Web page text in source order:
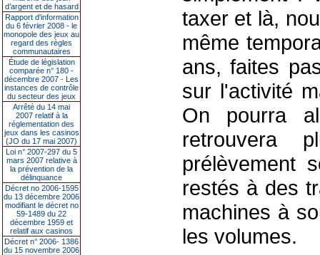
d’argent et de hasard
Rapport d'information
du 6 février 2008 - le
monopole des jeux au
regard des règles
communautaires
Étude de législation
comparée n° 180 -
décembre 2007 - Les
instances de contrôle
du secteur des jeux
Arrêté du 14 mai
2007 relatif à la
réglementation des
jeux dans les casinos
(JO du 17 mai 2007)
Loi n° 2007-297 du 5
mars 2007 relative à
la prévention de la
délinquance
Décret no 2006-1595
du 13 décembre 2006
modifiant le décret no
59-1489 du 22
décembre 1959 et
relatif aux casinos
Décret n° 2006- 1386
du 15 novembre 2006
taxer et là,
même
ans, faites
sur l'activité
On pourra
retrouvera
prélèvement
restés à des
machines à
les volumes.